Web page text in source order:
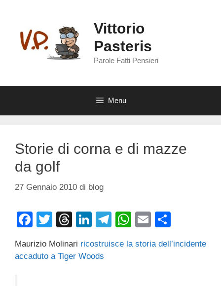
contenuto
Vittorio
Pasteris
Parole Fatti Pensieri
Menu
Storie di corna e di mazze
da golf
27 Gennaio 2010 di blog
F
c
T
tt
er
T
e
Li
k
T
e
W
at
E
ail n
Maurizio Molinari ricostruisce la storia dell’incidente
accaduto a Tiger Woods